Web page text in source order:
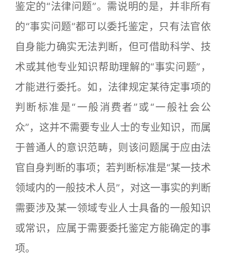
鉴定的“法律问题”。需说明的是，并非所有
的“事实问题”都可以委托鉴定，只有法官依
自身能力确实无法判断，但可借助科学、技
术或其他专业知识帮助理解的“事实问题”，
才能进行委托。如，法律规定某待定事项的
判断标准是“一般消费者”或“一般社会公
众”，这并不需要专业人士的专业知识，而属
于普通人的意识范畴，则该问题属于应由法
官自身判断的事项；若判断标准是“某一技术
领域内的一般技术人员”，对这一事实的判断
需要涉及某一领域专业人士具备的一般知识
或常识，应属于需要委托鉴定方能确定的事
项。